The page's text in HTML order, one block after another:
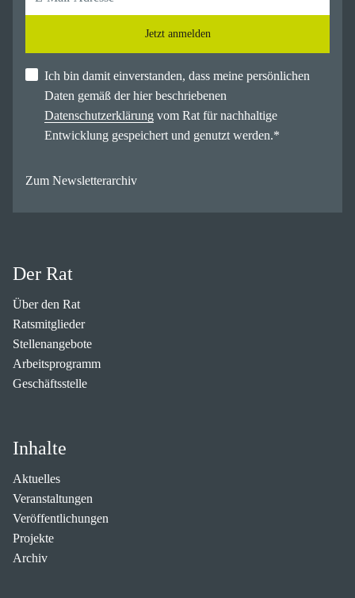
Jetzt anmelden
Ich bin damit einverstanden, dass meine persönlichen
Daten gemäß der hier beschriebenen
Datenschutzerklärung vom Rat für nachhaltige
Entwicklung gespeichert und genutzt werden.*
Zum Newsletterarchiv
Der Rat
Über den Rat
Ratsmitglieder
Stellenangebote
Arbeitsprogramm
Geschäftsstelle
Inhalte
Aktuelles
Veranstaltungen
Veröffentlichungen
Projekte
Archiv